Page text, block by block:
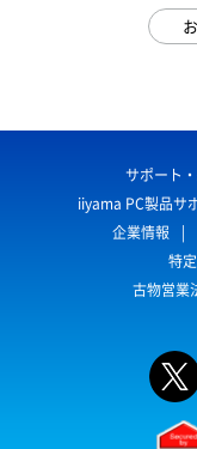
サポート
iiyama PC製品サ
企業情報
特
古物営業